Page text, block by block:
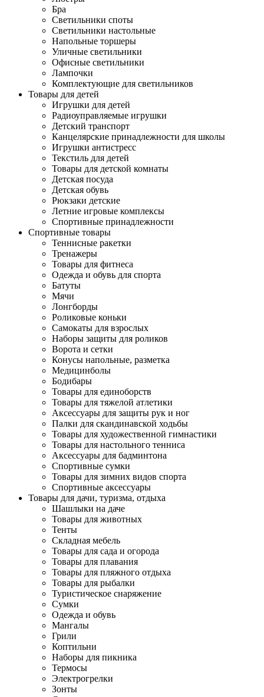
Бра
Светильники споты
Светильники настольные
Напольные торшеры
Уличные светильники
Офисные светильники
Лампочки
Комплектующие для светильников
Товары для детей
Игрушки для детей
Радиоуправляемые игрушки
Детский транспорт
Канцелярские принадлежности для школы
Игрушки антистресс
Текстиль для детей
Товары для детской комнаты
Детская посуда
Детская обувь
Рюкзаки детские
Летние игровые комплексы
Спортивные принадлежности
Спортивные товары
Теннисные ракетки
Тренажеры
Товары для фитнеса
Одежда и обувь для спорта
Батуты
Мячи
Лонгборды
Роликовые коньки
Самокаты для взрослых
Наборы защиты для роликов
Ворота и сетки
Конусы напольные, разметка
Медицинболы
Бодибары
Товары для единоборств
Товары для тяжелой атлетики
Аксессуары для защиты рук и ног
Палки для скандинавской ходьбы
Товары для художественной гимнастики
Товары для настольного тенниса
Аксессуары для бадминтона
Спортивные сумки
Товары для зимних видов спорта
Спортивные аксессуары
Товары для дачи, туризма, отдыха
Шашлыки на даче
Товары для животных
Тенты
Складная мебель
Товары для сада и огорода
Товары для плавания
Товары для пляжного отдыха
Товары для рыбалки
Туристическое снаряжение
Сумки
Одежда и обувь
Мангалы
Грили
Коптильни
Наборы для пикника
Термосы
Электрогрелки
Зонты